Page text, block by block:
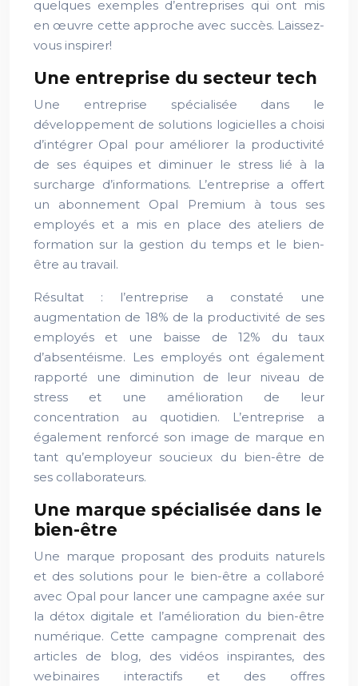
quelques exemples d’entreprises qui ont mis
en œuvre cette approche avec succès. Laissez-
vous inspirer!
Une entreprise du secteur tech
Une entreprise spécialisée dans le
développement de solutions logicielles a choisi
d’intégrer Opal pour améliorer la productivité
de ses équipes et diminuer le stress lié à la
surcharge d’informations. L’entreprise a offert
un abonnement Opal Premium à tous ses
employés et a mis en place des ateliers de
formation sur la gestion du temps et le bien-
être au travail.
Résultat : l’entreprise a constaté une
augmentation de 18% de la productivité de ses
employés et une baisse de 12% du taux
d’absentéisme. Les employés ont également
rapporté une diminution de leur niveau de
stress et une amélioration de leur
concentration au quotidien. L’entreprise a
également renforcé son image de marque en
tant qu’employeur soucieux du bien-être de
ses collaborateurs.
Une marque spécialisée dans le
bien-être
Une marque proposant des produits naturels
et des solutions pour le bien-être a collaboré
avec Opal pour lancer une campagne axée sur
la détox digitale et l’amélioration du bien-être
numérique. Cette campagne comprenait des
articles de blog, des vidéos inspirantes, des
webinaires interactifs et des offres